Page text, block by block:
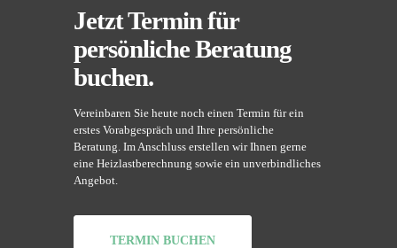
Jetzt Termin für
persönliche Beratung
buchen.
Vereinbaren Sie heute noch einen Termin für ein
erstes Vorabgespräch und Ihre persönliche
Beratung. Im Anschluss erstellen wir Ihnen gerne
eine Heizlastberechnung sowie ein unverbindliches
Angebot.
TERMIN BUCHEN